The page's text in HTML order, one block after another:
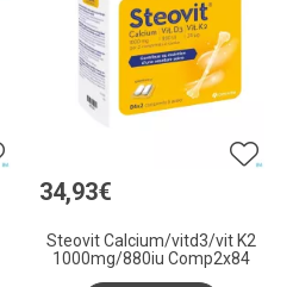
34,93€
Steovit Calcium/vitd3/vit K2
1000mg/880iu Comp2x84